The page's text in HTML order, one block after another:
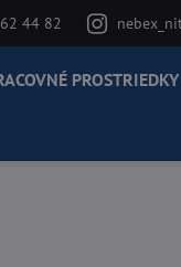
44 82
PROSTRIEDKY